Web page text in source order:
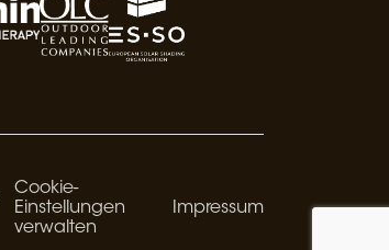
Cookie-
Einstellungen
verwalten
Impressum